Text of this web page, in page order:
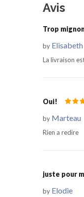
Avis
Trop
by Elisabeth
La livraison
Oui!
by Marteau
Rien a redire
juste pour
by Elodie